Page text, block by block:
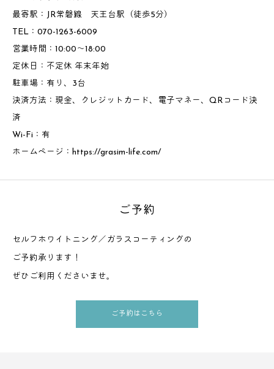
最寄駅：JR常磐線 天王台駅（徒歩5分）
TEL：070-1263-6009
営業時間：10:00～18:00
定休日：不定休 年末年始
駐車場：有り、3台
決済方法：現金、クレジットカード、電子マネー、QRコード決
済
Wi-Fi：有
ホームページ： https://grasim-life.com/
ご予約
セルフホワイトニング／ガラスコーティングの
ご予約承ります！
ぜひご利用くださいませ。
ご予約はこちら